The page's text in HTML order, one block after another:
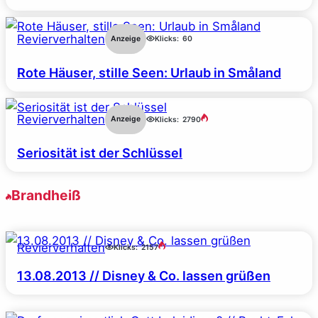
Revierverhalten Anzeige Klicks: 60
Rote Häuser, stille Seen: Urlaub in Småland
Revierverhalten Anzeige Klicks: 2790
Seriosität ist der Schlüssel
Brandheiß
Revierverhalten Klicks: 2157
13.08.2013 // Disney & Co. lassen grüßen